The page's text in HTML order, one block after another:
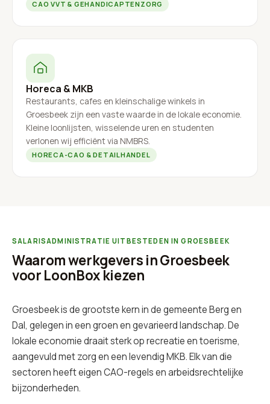
CAO VVT & GEHANDICAPTENZORG
Horeca & MKB
Restaurants, cafes en kleinschalige winkels in
Groesbeek zijn een vaste waarde in de lokale economie.
Kleine loonlijsten, wisselende uren en studenten
verlonen wij efficiënt via NMBRS.
HORECA-CAO & DETAILHANDEL
SALARISADMINISTRATIE UITBESTEDEN IN GROESBEEK
Waarom werkgevers in Groesbeek
voor LoonBox kiezen
Groesbeek is de grootste kern in de gemeente Berg en
Dal, gelegen in een groen en gevarieerd landschap. De
lokale economie draait sterk op recreatie en toerisme,
aangevuld met zorg en een levendig MKB. Elk van die
sectoren heeft eigen CAO-regels en arbeidsrechtelijke
bijzonderheden.